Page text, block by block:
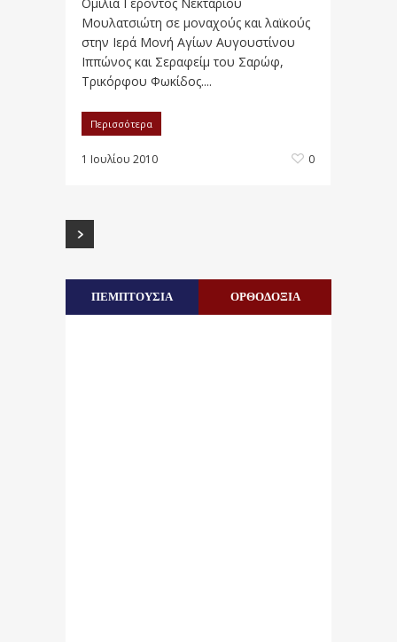
Μουλατσιώτη σε μοναχούς και λαϊκούς
στην Ιερά Μονή Αγίων Αυγουστίνου
Ιππώνος και Σεραφείμ του Σαρώφ,
Τρικόρφου Φωκίδος....
Περισσότερα
1 Ιουλίου 2010 0
ΠΕΜΠΤΟΥΣΙΑ ΟΡΘΟΔΟΞΙΑ